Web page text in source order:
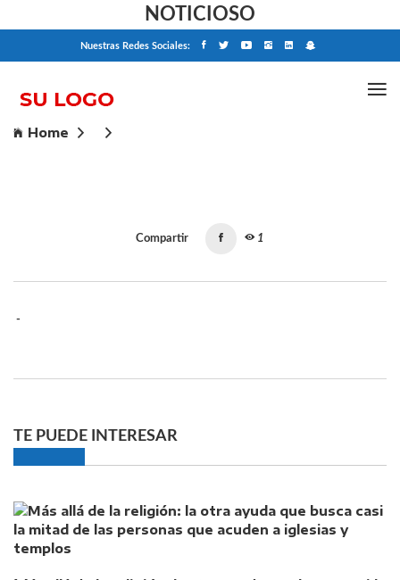
NOTICIOSO
Nuestras Redes Sociales:
Home
Compartir 1
-
TE PUEDE INTERESAR